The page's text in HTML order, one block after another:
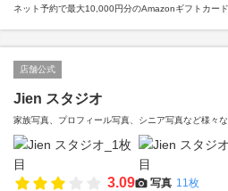
ネット予約で最大10,000円分のAmazonギフトカード
店舗公式
Jien スタジオ
家族写真、プロフィール写真、シニア写真など様々
3.09 写真 11枚